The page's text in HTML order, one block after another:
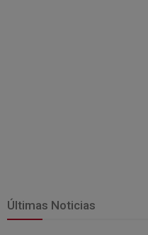
Últimas Noticias